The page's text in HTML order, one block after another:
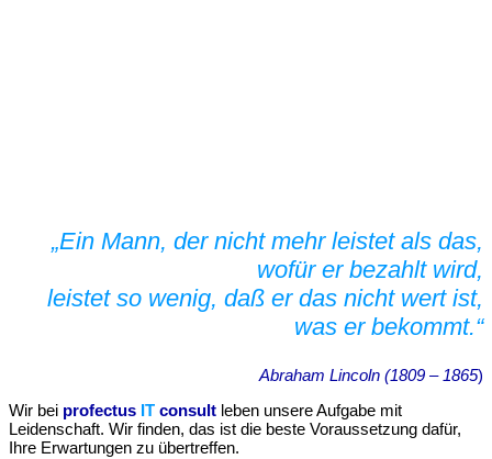
„Ein Mann, der nicht mehr leistet als das,
wofür er bezahlt wird,
leistet so wenig, daß er das nicht wert ist,
was er bekommt.“
Abraham Lincoln (1809 – 1865)
Wir bei profectus IT consult leben unsere Aufgabe mit
Leidenschaft. Wir finden, das ist die beste Voraussetzung dafür,
Ihre Erwartungen zu übertreffen.